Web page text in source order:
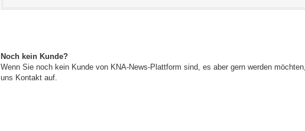
Noch kein Kunde?
Wenn Sie noch kein Kunde von KNA-News-Plattform sind, es aber gern werden möchten,
uns Kontakt auf.